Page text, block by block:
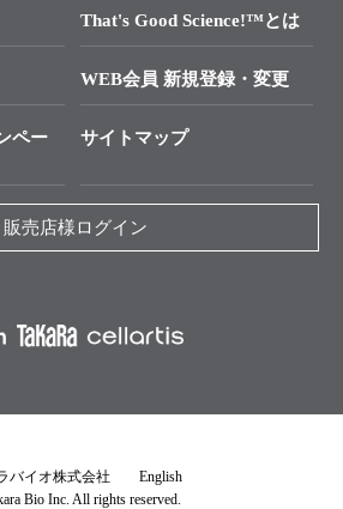
せ
カタログ
That's Good Science!™とは
WEB会員 新規登録・変更
ペー
サイトマップ
販売店様ログイン
バイオ株式会社
English
Bio Inc. All rights reserved.